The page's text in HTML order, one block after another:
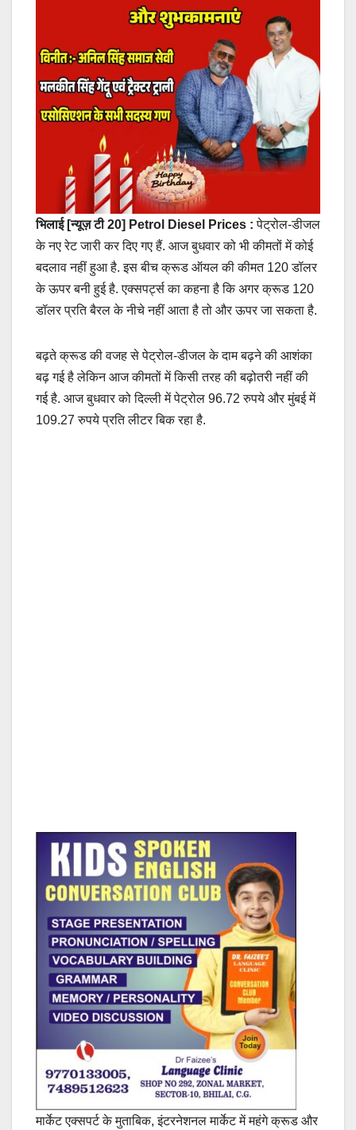
भिलाई [न्यूज़ टी 20] Petrol Diesel Prices :पेट्रोल-डीजल
के नए रेट जारी कर दिए गए हैं. आज बुधवार को भी कीमतों में कोई
बदलाव नहीं हुआ है. इस बीच क्रूड ऑयल की कीमत 120 डॉलर
के ऊपर बनी हुई है. एक्सपर्ट्स का कहना है कि अगर क्रूड 120
डॉलर प्रति बैरल के नीचे नहीं आता है तो और ऊपर जा सकता है.
बढ़ते क्रूड की वजह से पेट्रोल-डीजल के दाम बढ़ने की आशंका
बढ़ गई है लेकिन आज कीमतों में किसी तरह की बढ़ोतरी नहीं की
गई है. आज बुधवार को दिल्‍ली में पेट्रोल 96.72 रुपये और मुंबई में
109.27 रुपये प्रति लीटर बिक रहा है.
मार्केट एक्सपर्ट के मुताबिक, इंटरनेशनल मार्केट में महंगे क्रूड और